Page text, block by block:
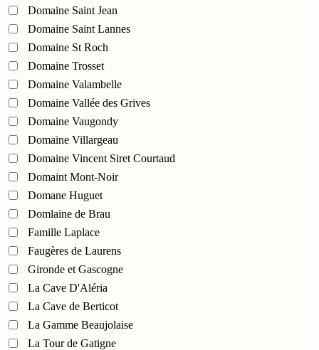
Domaine Saint Jean
Domaine Saint Lannes
Domaine St Roch
Domaine Trosset
Domaine Valambelle
Domaine Vallée des Grives
Domaine Vaugondy
Domaine Villargeau
Domaine Vincent Siret Courtaud
Domaint Mont-Noir
Domane Huguet
Domlaine de Brau
Famille Laplace
Faugères de Laurens
Gironde et Gascogne
La Cave D'Aléria
La Cave de Berticot
La Gamme Beaujolaise
La Tour de Gatigne